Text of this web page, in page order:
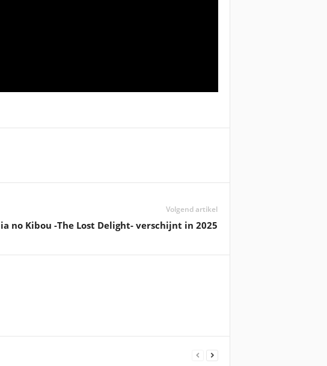
Volgend artikel
no Kibou -The Lost Delight- verschijnt in 2025